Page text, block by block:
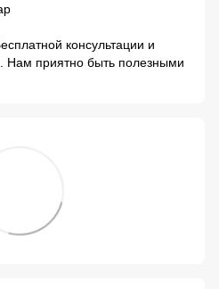
консультации и
Нам приятно быть полезными